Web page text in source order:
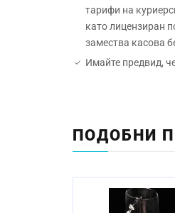
тарифи на
като лицензиран
замества касова
Имайте предвид,
Начин на
Размер:
Миене в
Стандартен срок за
ПОДОБНИ